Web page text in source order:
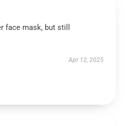
face mask, but still
Apr 12, 2025